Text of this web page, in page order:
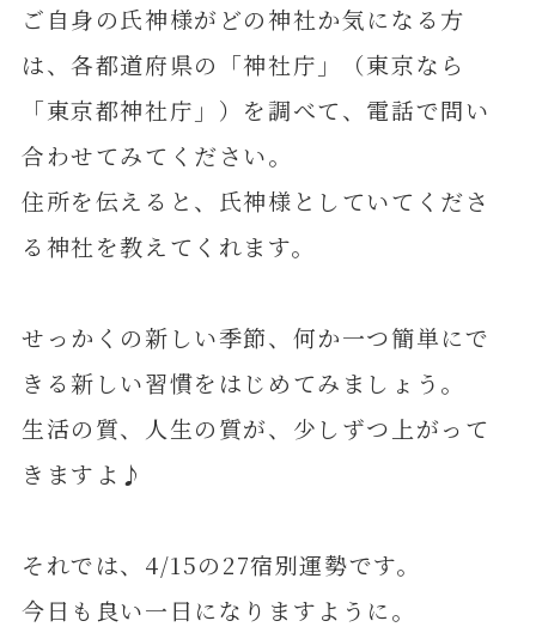
ご自身の氏神様がどの神社か気になる方
は、各都道府県の「神社庁」（東京なら
「東京都神社庁」）を調べて、電話で問い
合わせてみてください。
住所を伝えると、氏神様としていてくださ
る神社を教えてくれます。
せっかくの新しい季節、何か一つ簡単にで
きる新しい習慣をはじめてみましょう。
生活の質、人生の質が、少しずつ上がって
きますよ♪
それでは、4/15の27宿別運勢です。
今日も良い一日になりますように。